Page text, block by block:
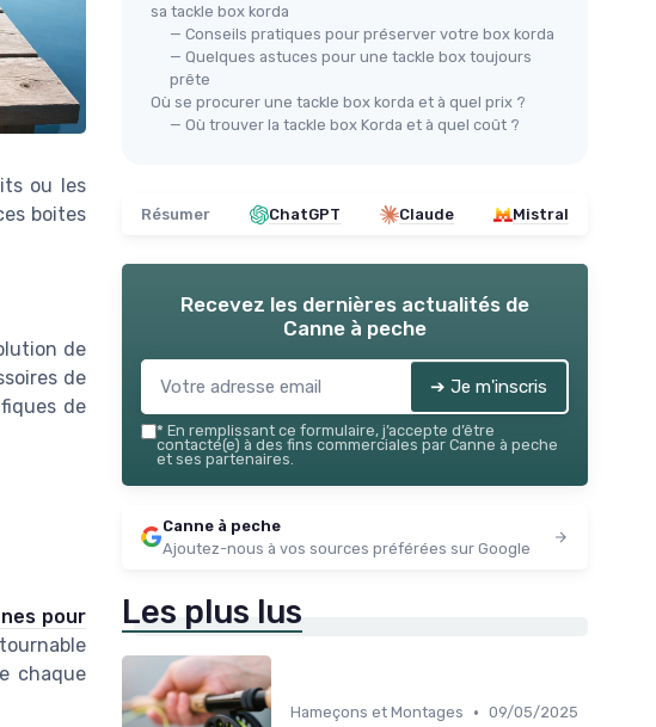
ou les
boites
de
de
de
pour
chaque
sa tackle box korda
— Conseils pratiques pour préserver votre box korda
— Quelques astuces pour une tackle box toujours
prête
Où se procurer une tackle box korda et à quel prix ?
— Où trouver la tackle box Korda et à quel coût ?
Résumer ChatGPT Claude Mistral
Recevez les dernières actualités de
Canne à peche
➔ Je m'inscris
* En remplissant ce formulaire, j’accepte d’être
contacté(e) à des fins commerciales par Canne à peche
et ses partenaires.
Canne à peche
Ajoutez-nous à vos sources préférées sur Google
Les plus lus
Hameçons et Montages • 09/05/2025